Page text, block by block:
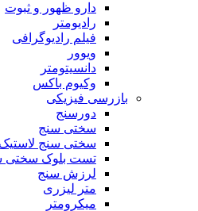
دارو ظهور و ثبوت
رادیومتر
فیلم رادیوگرافی
ویوور
دانسیتومتر
وکیوم باکس
بازرسی فیزیکی
دورسنج
سختی سنج
سختی سنج لاستیک
تست بلوک سختی
لرزش سنج
متر لیزری
میکرومتر